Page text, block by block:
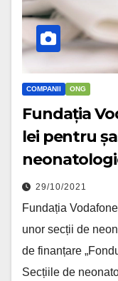
COMPANII ONG
Fundația
lei pentru
29/10/2021
Fundația
unor secții de
de finanțare
Secțiile de